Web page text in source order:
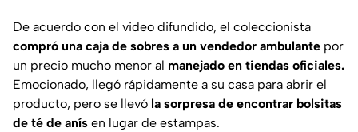
De acuerdo con el video difundido, el coleccionista
compró una caja de sobres a un vendedor ambulante por
un precio mucho menor al manejado en tiendas oficiales.
Emocionado, llegó rápidamente a su casa para abrir el
producto, pero se llevó la sorpresa de encontrar bolsitas
de té de anís en lugar de estampas.